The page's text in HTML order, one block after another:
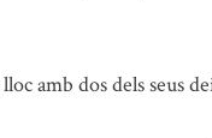
amb dos dels seus